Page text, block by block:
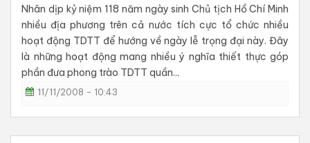
Nhân dịp kỷ niệm 118 năm ngày sinh Chủ tịch Hồ Chí Minh
nhiều địa phương trên cả nước tích cực tổ chức nhiều
hoạt động TDTT để hướng về ngày lễ trọng đại này. Đây
là những hoạt động mang nhiều ý nghĩa thiết thực góp
phần đưa phong trào TDTT quần...
11/11/2008 - 10:43